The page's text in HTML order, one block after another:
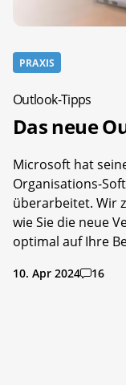
PRAXIS
Outlook-Tipps
Das neue
Microsoft hat
Organisations-
überarbeitet. Wir
wie Sie die neue
optimal auf Ihre
10. Apr 2024 16